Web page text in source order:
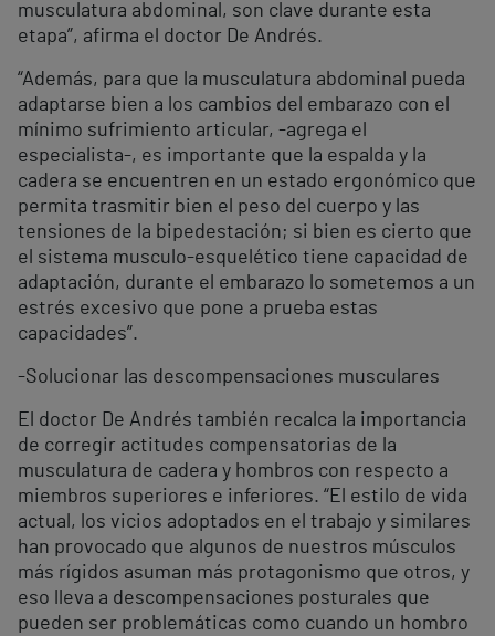
musculatura abdominal, son clave durante esta
etapa”, afirma el doctor De Andrés.
“Además, para que la musculatura abdominal pueda
adaptarse bien a los cambios del embarazo con el
mínimo sufrimiento articular, -agrega el
especialista-, es importante que la espalda y la
cadera se encuentren en un estado ergonómico que
permita trasmitir bien el peso del cuerpo y las
tensiones de la bipedestación; si bien es cierto que
el sistema musculo-esquelético tiene capacidad de
adaptación, durante el embarazo lo sometemos a un
estrés excesivo que pone a prueba estas
capacidades”.
-Solucionar las descompensaciones musculares
El doctor De Andrés también recalca la importancia
de corregir actitudes compensatorias de la
musculatura de cadera y hombros con respecto a
miembros superiores e inferiores. “El estilo de vida
actual, los vicios adoptados en el trabajo y similares
han provocado que algunos de nuestros músculos
más rígidos asuman más protagonismo que otros, y
eso lleva a descompensaciones posturales que
pueden ser problemáticas como cuando un hombro